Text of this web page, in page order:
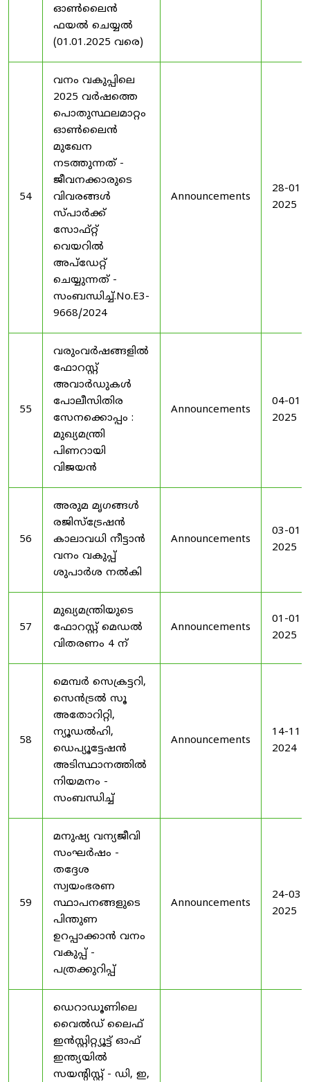
ഓൺലൈൻ
ഫയൽ ചെയ്യൽ
(01.01.2025 വരെ)
54
വനം വകുപ്പിലെ
2025 വർഷത്തെ
പൊതുസ്ഥലമാറ്റം
ഓൺലൈൻ
മുഖേന
നടത്തുന്നത് -
ജീവനക്കാരുടെ
വിവരങ്ങൾ
സ്പാർക്ക്
സോഫ്റ്റ്
വെയറിൽ
അപ്ഡേറ്റ്
ചെയ്യുന്നത് -
സംബന്ധിച്ച്.No.E3-
9668/2024
Announcements
28-01-
2025
55
വരുംവർഷങ്ങളിൽ
ഫോറസ്റ്റ്
അവാർഡുകൾ
പോലീസിതിര
സേനക്കൊപ്പം :
മുഖ്യമന്ത്രി
പിണറായി
വിജയൻ
Announcements
04-01-
2025
56
അരുമ മൃഗങ്ങൾ
രജിസ്‌ട്രേഷൻ
കാലാവധി നീട്ടാൻ
വനം വകുപ്പ്
ശുപാർശ നൽകി
Announcements
03-01-
2025
57
മുഖ്യമന്ത്രിയുടെ
ഫോറസ്റ്റ് മെഡൽ
വിതരണം 4 ന്
Announcements
01-01-
2025
58
മെമ്പർ സെക്രട്ടറി,
സെൻട്രൽ സൂ
അതോറിറ്റി,
ന്യൂഡൽഹി,
ഡെപ്യൂട്ടേഷൻ
അടിസ്ഥാനത്തിൽ
നിയമനം -
സംബന്ധിച്ച്
Announcements
14-11-
2024
59
മനുഷ്യ വന്യജീവി
സംഘർഷം -
തദ്ദേശ
സ്വയംഭരണ
സ്ഥാപനങ്ങളുടെ
പിന്തുണ
ഉറപ്പാക്കാൻ വനം
വകുപ്പ് -
പത്രക്കുറിപ്പ്
Announcements
24-03-
2025
ഡെറാഡൂണിലെ
വൈൽഡ് ലൈഫ്
ഇൻസ്റ്റിറ്റ്യൂട്ട് ഓഫ്
ഇന്ത്യയിൽ
സയൻ്റിസ്റ്റ് - ഡി, ഇ,